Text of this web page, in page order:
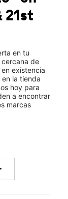
21st
en tu
de
existencia
la tienda
hoy para
a encontrar
marcas